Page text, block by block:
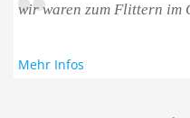
wir waren zum Flittern im
Mehr Infos